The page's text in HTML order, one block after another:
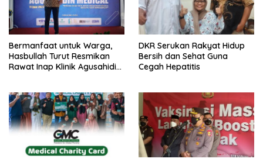
Bermanfaat untuk Warga,
Hasbullah Turut Resmikan
Rawat Inap Klinik Agusahidin
DKR Serukan Rakyat Hidup
Bersih dan Sehat Guna
Cegah Hepatitis